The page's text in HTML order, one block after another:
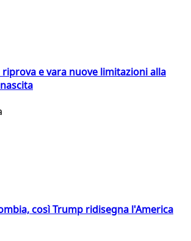
e vara nuove limitazioni alla
così Trump ridisegna l'America